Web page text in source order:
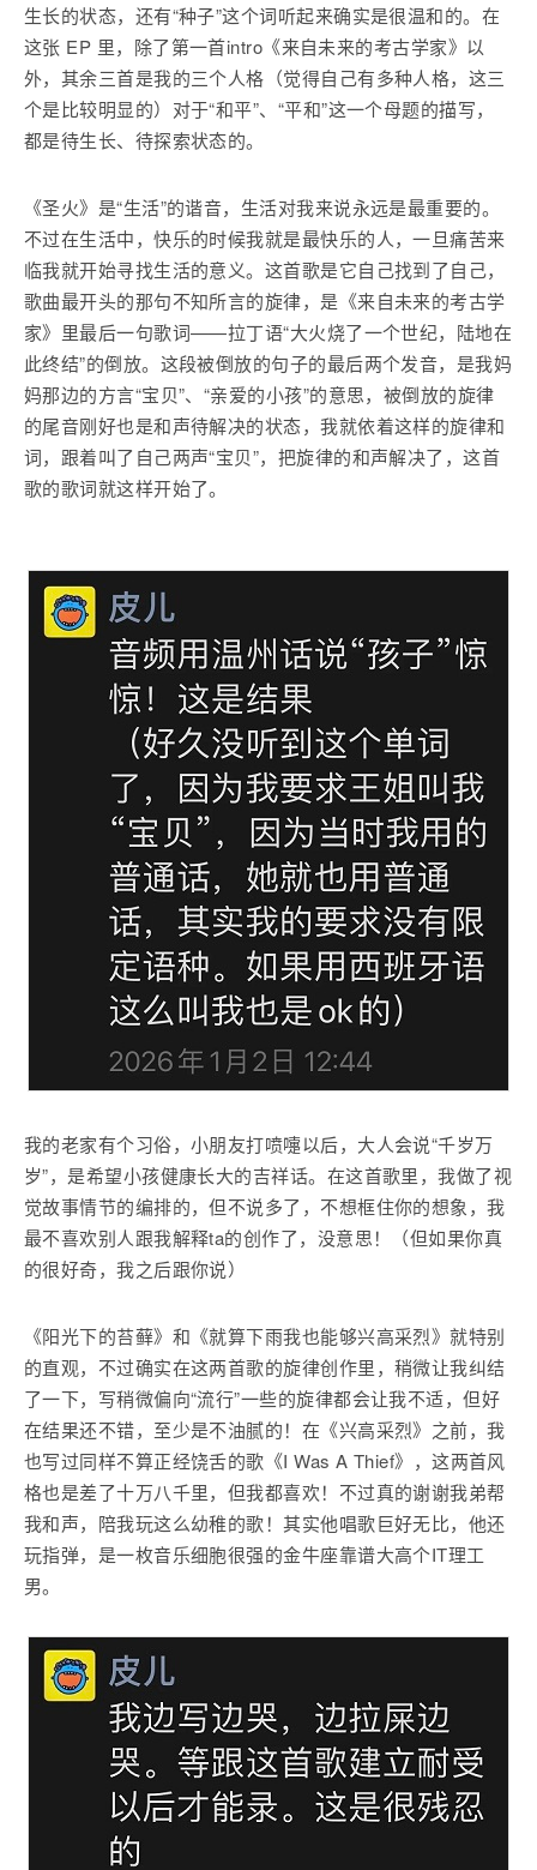
生长的状态，还有“种子”这个词听起来确实是很温和的。在
这张 EP 里，除了第一首intro《来自未来的考古学家》以
外，其余三首是我的三个人格（觉得自己有多种人格，这三
个是比较明显的）对于“和平”、“平和”这一个母题的描写，
都是待生长、待探索状态的。
《圣火》是“生活”的谐音，生活对我来说永远是最重要的。
不过在生活中，快乐的时候我就是最快乐的人，一旦痛苦来
临我就开始寻找生活的意义。这首歌是它自己找到了自己，
歌曲最开头的那句不知所言的旋律，是《来自未来的考古学
家》里最后一句歌词——拉丁语“大火烧了一个世纪，陆地在
此终结”的倒放。这段被倒放的句子的最后两个发音，是我妈
妈那边的方言“宝贝”、“亲爱的小孩”的意思，被倒放的旋律
的尾音刚好也是和声待解决的状态，我就依着这样的旋律和
词，跟着叫了自己两声“宝贝”，把旋律的和声解决了，这首
歌的歌词就这样开始了。
我的老家有个习俗，小朋友打喷嚏以后，大人会说“千岁万
岁”，是希望小孩健康长大的吉祥话。在这首歌里，我做了视
觉故事情节的编排的，但不说多了，不想框住你的想象，我
最不喜欢别人跟我解释ta的创作了，没意思！（但如果你真
的很好奇，我之后跟你说）
《阳光下的苔藓》和《就算下雨我也能够兴高采烈》就特别
的直观，不过确实在这两首歌的旋律创作里，稍微让我纠结
了一下，写稍微偏向“流行”一些的旋律都会让我不适，但好
在结果还不错，至少是不油腻的！在《兴高采烈》之前，我
也写过同样不算正经饶舌的歌《I Was A Thief》，这两首风
格也是差了十万八千里，但我都喜欢！不过真的谢谢我弟帮
我和声，陪我玩这么幼稚的歌！其实他唱歌巨好无比，他还
玩指弹，是一枚音乐细胞很强的金牛座靠谱大高个IT理工
男。